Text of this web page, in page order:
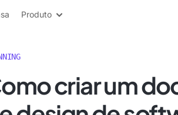
BlogueProduto
criar um